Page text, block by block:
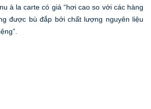
à la carte có giá “hơi cao so với các hàng
được bù đắp bởi chất lượng nguyên liệu